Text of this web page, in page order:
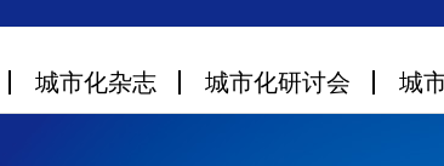
城市化杂志 城市化研讨会 城